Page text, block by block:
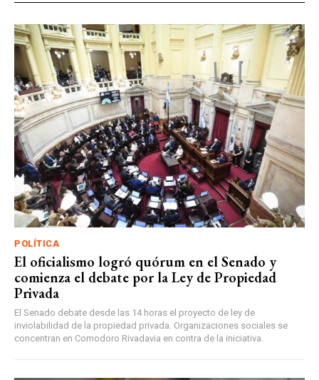
POLÍTICA
El oficialismo logró quórum en el Senado y
comienza el debate por la Ley de Propiedad
Privada
El Senado debate desde las 14 horas el proyecto de ley de
inviolabilidad de la propiedad privada. Organizaciones sociales se
concentran en Comodoro Rivadavia en contra de la iniciativa.